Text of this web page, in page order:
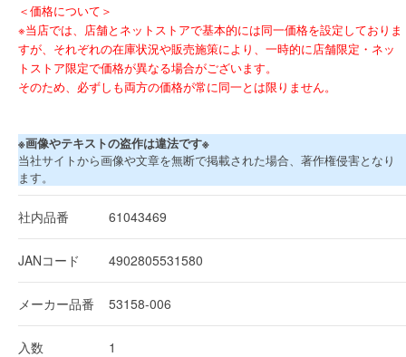
＜価格について＞
※当店では、店舗とネットストアで基本的には同一価格を設定しておりま
すが、それぞれの在庫状況や販売施策により、一時的に店舗限定・ネッ
トストア限定で価格が異なる場合がございます。
そのため、必ずしも両方の価格が常に同一とは限りません。
※画像やテキストの盗作は違法です※
当社サイトから画像や文章を無断で掲載された場合、著作権侵害となり
ます。
社内品番 61043469
JANコード 4902805531580
メーカー品番 53158-006
入数 1